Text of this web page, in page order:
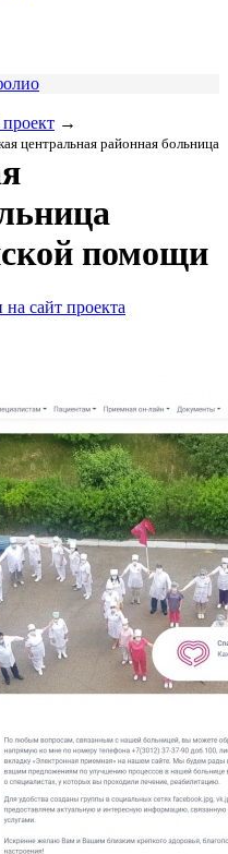
→
центральная районная больница
помощи
сайт проекта